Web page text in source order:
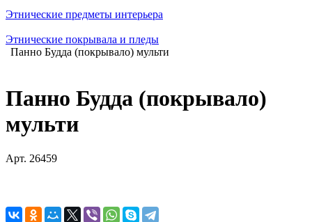
Этнические предметы интерьера
Этнические покрывала и пледы
Панно Будда (покрывало) мульти
Панно Будда (покрывало)
мульти
Арт. 26459